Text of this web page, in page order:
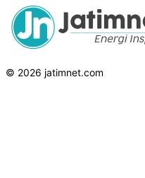
© 2026 jatimnet.com